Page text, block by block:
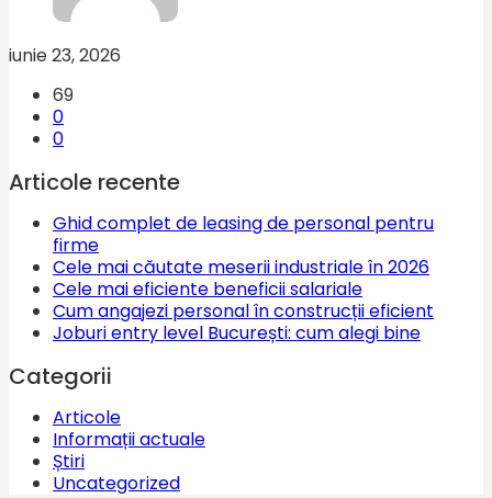
iunie 23, 2026
69
0
0
Articole recente
Ghid complet de leasing de personal pentru
firme
Cele mai căutate meserii industriale în 2026
Cele mai eficiente beneficii salariale
Cum angajezi personal în construcții eficient
Joburi entry level București: cum alegi bine
Categorii
Articole
Informații actuale
Știri
Uncategorized